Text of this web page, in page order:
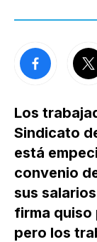
Los
Sindicato
está
convenio
sus
firma quiso
pero los